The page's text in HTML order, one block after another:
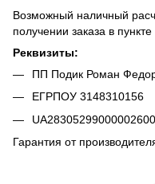
Возможный наличный
получении заказа в пункте
Реквизиты:
ПП Подик Роман
ЕГРПОУ 3148310156
Гарантия от